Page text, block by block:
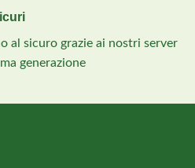
al sicuro grazie ai nostri server
generazione